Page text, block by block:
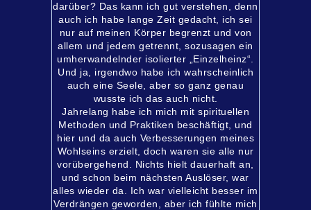
darüber? Das kann ich gut verstehen, denn
auch ich habe lange Zeit gedacht, ich sei
nur auf meinen Körper begrenzt und von
allem und jedem getrennt, sozusagen ein
umherwandelnder isolierter „Einzelheinz“.
Und ja, irgendwo habe ich wahrscheinlich
auch eine Seele, aber so ganz genau
wusste ich das auch nicht.
Jahrelang habe ich mich mit spirituellen
Methoden und Praktiken beschäftigt, und
hier und da auch Verbesserungen meines
Wohlseins erzielt, doch waren sie alle nur
vorübergehend. Nichts hielt dauerhaft an,
und schon beim nächsten Auslöser, war
alles wieder da. Ich war vielleicht besser im
Verdrängen geworden, aber ich fühlte mich